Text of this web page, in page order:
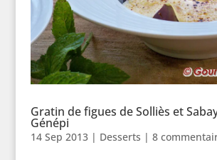
Gratin de figues de Solliès et
Génépi
14 Sep 2013| Desserts | 8